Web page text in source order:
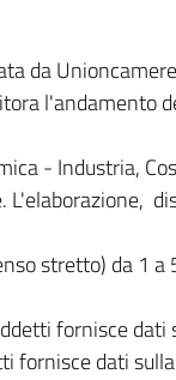
da
l'andamento
- Industria,
stretto) da 1
fornisce
fornisce dati